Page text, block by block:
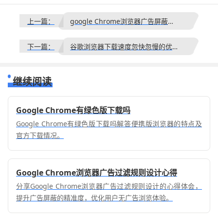
上一篇： google Chrome浏览器广告屏蔽功能操作教程
下一篇： 谷歌浏览器下载速度忽快忽慢的优化技巧
继续阅读
Google Chrome有绿色版下载吗
Google Chrome有绿色版下载吗解答便携版浏览器的特点及
官方下载情况。
Google Chrome浏览器广告过滤规则设计心得
分享Google Chrome浏览器广告过滤规则设计的心得体会，
提升广告屏蔽的精准度，优化用户无广告浏览体验。